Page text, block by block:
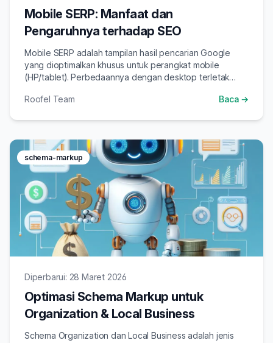
Mobile SERP: Manfaat dan
Pengaruhnya terhadap SEO
Mobile SERP adalah tampilan hasil pencarian Google
yang dioptimalkan khusus untuk perangkat mobile
(HP/tablet). Perbedaannya dengan desktop terletak
menampilkan hasil agar lebih cepat, ringkas, dan
Roofel Team Baca →
schema-markup
Diperbarui: 28 Maret 2026
Optimasi Schema Markup untuk
Organization & Local Business
Schema Organization dan Local Business adalah jenis